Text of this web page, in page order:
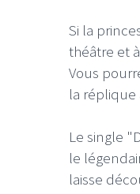
Si la
théâtre et
Vous
la
Le single
le
laisse